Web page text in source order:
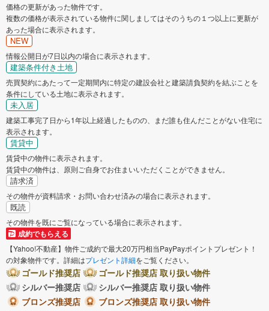
価格の更新があった物件です。
複数の価格が表示されている物件に関しましてはそのうちの１つ以上に更新が
あった場合に表示されます。
NEW
情報公開日が7日以内の場合に表示されます。
建築条件付き土地
売買契約にあたって一定期間内に特定の建設会社と建築請負契約を結ぶことを
条件にしている土地に表示されます。
未入居
建築工事完了日から1年以上経過したものの、まだ誰も住んだことがない住宅に
表示されます。
賃貸中
賃貸中の物件に表示されます。
賃貸中の物件は、原則ご自身でお住まいいただくことができません。
請求済
その物件が資料請求・お問い合わせ済みの場合に表示されます。
既読
その物件を既にご覧になっている場合に表示されます。
成約でもらえる
【Yahoo!不動産】物件ご成約で最大20万円相当PayPayポイントプレゼント！
の対象物件です。詳細はプレゼント詳細をご覧ください。
ゴールド推奨店
ゴールド推奨店 取り扱い物件
シルバー推奨店
シルバー推奨店 取り扱い物件
ブロンズ推奨店
ブロンズ推奨店 取り扱い物件